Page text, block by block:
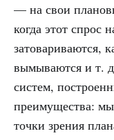
— на свои
когда этот спрос
затовариваются,
вымываются и т.
систем,
преимущества:
точки зрения